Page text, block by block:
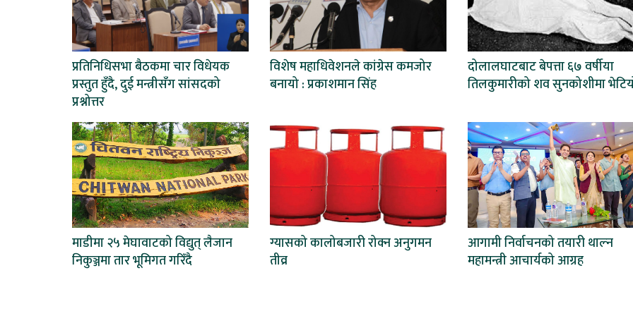
प्रतिनिधिसभा बैठकमा चार विधेयक
प्रस्तुत हुँदै, दुई मन्त्रीसँग सांसदको
प्रश्नोत्तर
विशेष महाधिवेशनले कांग्रेस कमजोर
बनायो : प्रकाशमान सिंह
दोलालघाटबाट बेपत्ता ६७ वर्षीया
तिलकुमारीको शव सुनकोशीमा
माडीमा २५ मेघावाटको विद्युत् लैजान
निकुञ्जमा तार भूमिगत गरिँदै
ग्यासको कालोबजारी रोक्न अनुगमन
तीव्र
आगामी निर्वाचनको तयारी थाल्न
महामन्त्री आचार्यको आग्रह